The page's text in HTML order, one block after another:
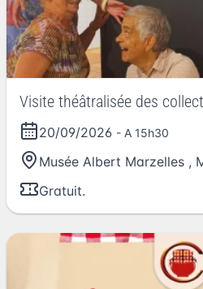
Visite théâtralisée des
20/09/2026 - A 15h30
Musée Albert Marzelles ,
Gratuit.